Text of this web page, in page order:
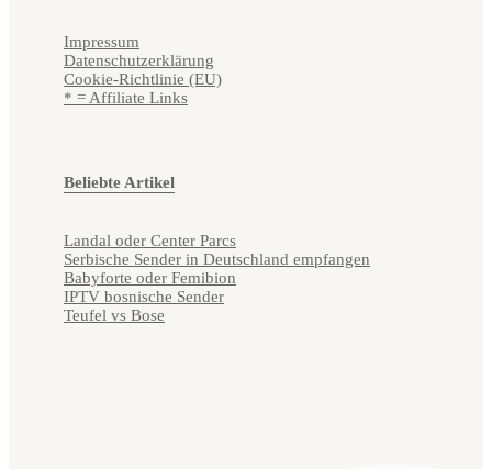
Impressum
Datenschutzerklärung
Cookie-Richtlinie (EU)
* = Affiliate Links
Beliebte Artikel
Landal oder Center Parcs
Serbische Sender in Deutschland empfangen
Babyforte oder Femibion
IPTV bosnische Sender
Teufel vs Bose